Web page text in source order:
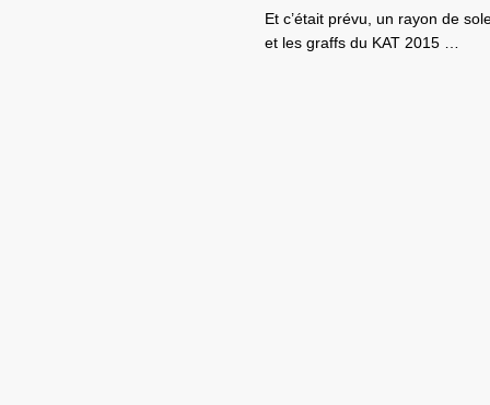
Et c’était prévu, un rayon de
et les graffs du KAT 2015 …